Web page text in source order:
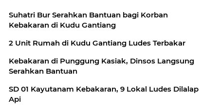
Suhatri Bur Serahkan Bantuan bagi Korban
Kebakaran di Kudu Gantiang
2 Unit Rumah di Kudu Gantiang Ludes Terbakar
Kebakaran di Punggung Kasiak, Dinsos Langsung
Serahkan Bantuan
SD 01 Kayutanam Kebakaran, 9 Lokal Ludes Dilalap
Api